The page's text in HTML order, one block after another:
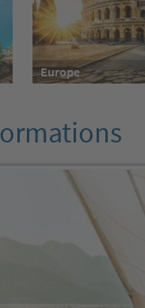
Europe